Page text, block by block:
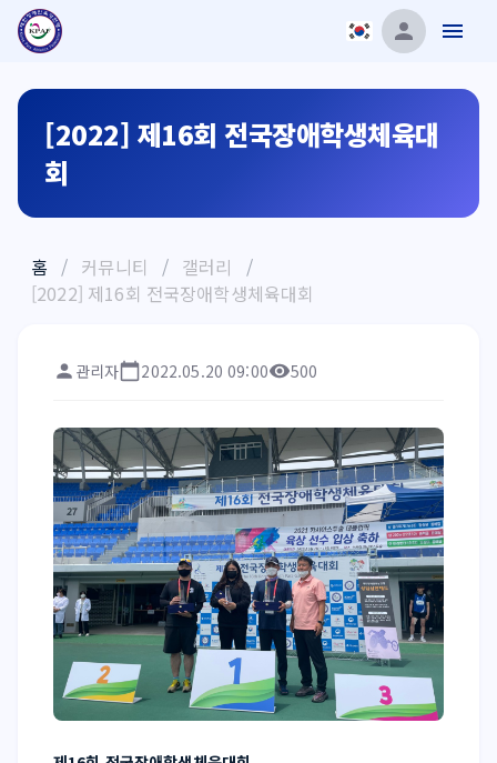
[2022] 제16회 전국장애학생체육대
회
홈 / 커뮤니티 / 갤러리
/
[2022] 제16회 전국장애학생체육대회
관리자 2022.05.20 09:00 500